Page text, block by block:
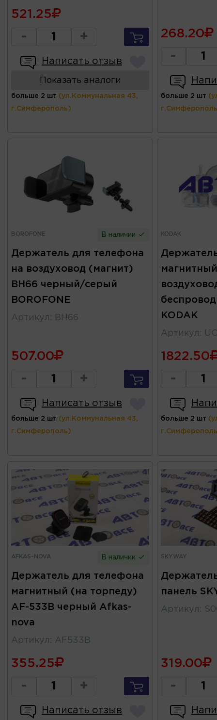
521.25
- +
Написать отзыв
Показать аналоги
больше 2 шт (ул.Коммунальная 43,
г.Симферополь)
268.20
-
больше 2 шт
BOROFONE В наличии
Держатель для телефона
на воздуховод (магнит)
BH66 черный/серый
BOROFONE
Артикул : BH66
507.00
- +
Написать отзыв
больше 2 шт (ул.Коммунальная 43,
г.Симферополь)
KODAK
KODAK
Артикул :
1822.50
-
больше 2 шт
AFKAS-NOVA В наличии
Держатель для телефона
магнитный (на торпеду)
AF-533B черный Afkas-
nova
Артикул : AF533B
355.25
- +
Написать отзыв
SKYWAY
панель
Артикул :
319.00
-